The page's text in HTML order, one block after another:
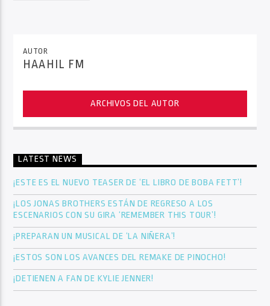
AUTOR
HAAHIL FM
ARCHIVOS DEL AUTOR
LATEST NEWS
¡ESTE ES EL NUEVO TEASER DE ‘EL LIBRO DE BOBA FETT’!
¡LOS JONAS BROTHERS ESTÁN DE REGRESO A LOS
ESCENARIOS CON SU GIRA ‘REMEMBER THIS TOUR’!
¡PREPARAN UN MUSICAL DE ‘LA NIÑERA’!
¡ESTOS SON LOS AVANCES DEL REMAKE DE PINOCHO!
¡DETIENEN A FAN DE KYLIE JENNER!